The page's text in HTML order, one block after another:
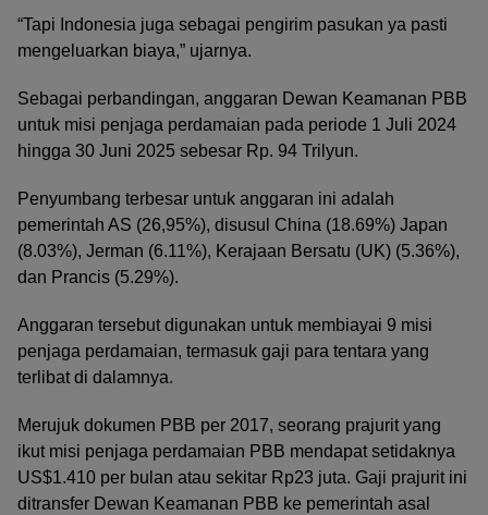
“Tapi Indonesia juga sebagai pengirim pasukan ya pasti
mengeluarkan biaya,” ujarnya.
Sebagai perbandingan, anggaran Dewan Keamanan PBB
untuk misi penjaga perdamaian pada periode 1 Juli 2024
hingga 30 Juni 2025 sebesar Rp. 94 Trilyun.
Penyumbang terbesar untuk anggaran ini adalah
pemerintah AS (26,95%), disusul China (18.69%) Japan
(8.03%), Jerman (6.11%), Kerajaan Bersatu (UK) (5.36%),
dan Prancis (5.29%).
Anggaran tersebut digunakan untuk membiayai 9 misi
penjaga perdamaian, termasuk gaji para tentara yang
terlibat di dalamnya.
Merujuk dokumen PBB per 2017, seorang prajurit yang
ikut misi penjaga perdamaian PBB mendapat setidaknya
US$1.410 per bulan atau sekitar Rp23 juta. Gaji prajurit ini
ditransfer Dewan Keamanan PBB ke pemerintah asal